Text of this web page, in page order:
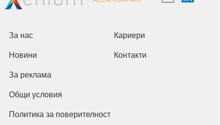
За нас Кариери
Новини Контакти
За реклама
Общи условия
Политика за поверителност